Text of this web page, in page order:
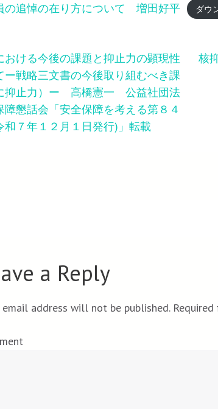
の追悼の在り方について 増田好平 ダウ
おける今後の課題と抑止力の顕現性
ー戦略三文書の今後取り組むべき課
抑止力）ー 高橋憲一 公益社団法
障懇話会「安全保障を考える第８４
和７年１２月１日発行)」転載
核
a Reply
email address will not be published.Required